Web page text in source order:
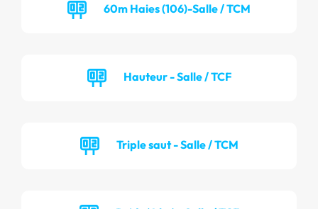
60m Haies (106)-Salle / TCM
Hauteur - Salle / TCF
Triple saut - Salle / TCM